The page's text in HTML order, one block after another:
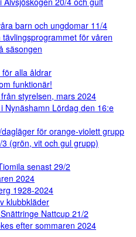
barn och ungdomar 11/4
tävlingsprogrammet för våren
säsongen
alla åldrar
funktionär!
styrelsen, mars 2024
Nynäshamn Lördag den 16:e
för orange-violett grupp
(grön, vit och gul grupp)
senast 29/2
2024
1928-2024
klubbkläder
Nattcup 21/2
efter sommaren 2024